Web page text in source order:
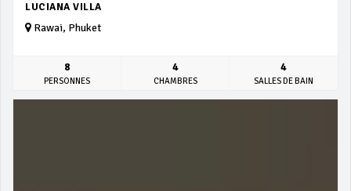
LUCIANA VILLA
Rawai, Phuket
8
PERSONNES
4
CHAMBRES
4
SALLES DE BAIN